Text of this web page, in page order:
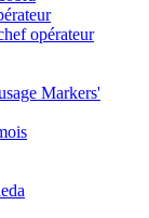
opérateur
Markers'